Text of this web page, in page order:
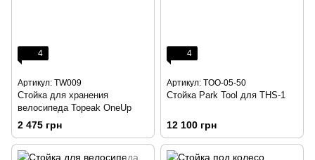
4
Артикул: TW009
Стойка для хранения
велосипеда Topeak OneUp
2 475 грн
4
Артикул: TOO-05-50
Стойка Park Tool для THS-1
12 100 грн